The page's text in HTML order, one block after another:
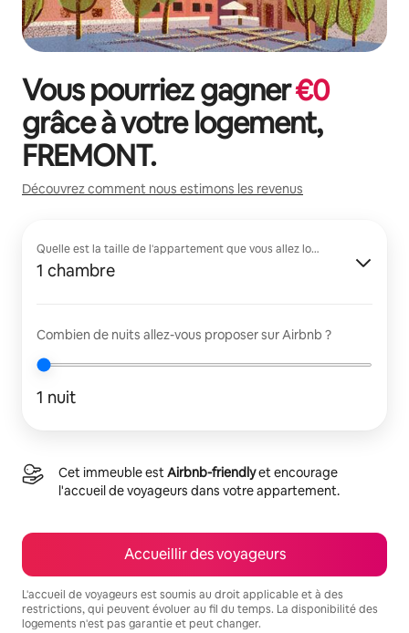
Vous pourriez gagner€0
grâce à votre logement,
FREMONT.
Découvrez comment nous estimons les revenus
Quelle est la taille de l'appartement que vous allez louer ?
1 chambre
Combien de nuits allez-vous proposer sur Airbnb ?
1 nuit
Cet immeuble estAirbnb-friendlyet encourage
l'accueil de voyageurs dans votre appartement.
Accueillir des voyageurs
L'accueil de voyageurs est soumis au droit applicable et à des
restrictions, qui peuvent évoluer au fil du temps. La disponibilité des
logements n'est pas garantie et peut changer.